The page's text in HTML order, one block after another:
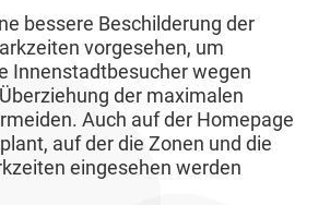
bessere Beschilderung der
vorgesehen, um
Innenstadtbesucher wegen
der maximalen
Auch auf der Homepage
auf der die Zonen und die
eingesehen werden